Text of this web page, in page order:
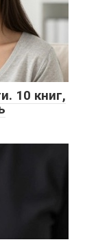
10 книг,